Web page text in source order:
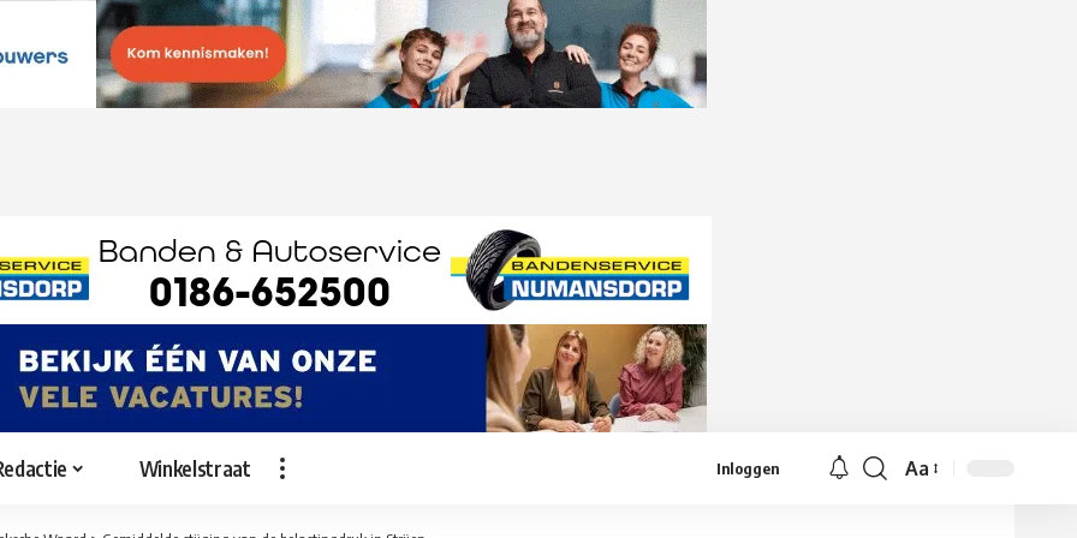
Winkelstraat Inloggen
Lettergrootte
Aa